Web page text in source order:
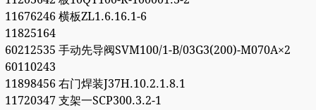
11676246 横板ZL1.6.16.1-6
11825164
60212535 手动先导阀SVM100/1-B/03G3(200)-M070A×2
60110243
11898456 右门焊装J37H.10.2.1.8.1
11720347 支架一SCP300.3.2-1